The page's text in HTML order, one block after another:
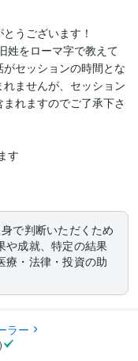
うございます！
姓をローマ字で教えて
セッションの時間とな
ませんが、セッション
れますのでご了承下さ
す
で判断いただくため
や成就、特定の結果
療・法律・投資の助
ラー